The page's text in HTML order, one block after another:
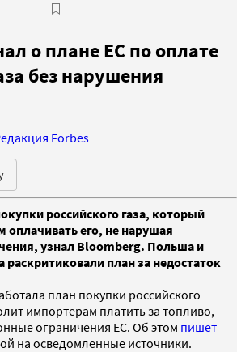
о плане ЕС по оплате
без нарушения
Forbes
российского газа, который
оплачивать его, не нарушая
узнал Bloomberg. Польша и
раскритиковали план за недостаток
план покупки российского
импортерам платить за топливо,
ограничения ЕС. Об этом пишет
на осведомленные источники.